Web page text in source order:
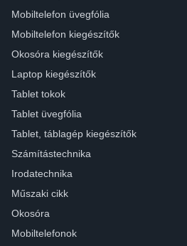
Mobiltelefon üvegfólia
Mobiltelefon kiegészítők
Okosóra kiegészítők
Laptop kiegészítők
Tablet tokok
Tablet üvegfólia
Tablet, táblagép kiegészítők
Számítástechnika
Irodatechnika
Műszaki cikk
Okosóra
Mobiltelefonok